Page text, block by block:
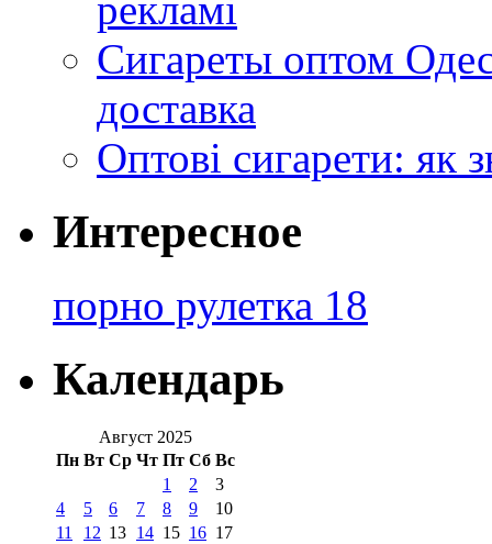
рекламі
Сигареты оптом
доставка
Оптові сигарети: як
Интересное
порно рулетка 18
Календарь
Август 2025
Пн Вт Ср Чт Пт Сб Вс
1 2
3
4
5 6 7 8 9
10
11
12 13 14 15 16 17